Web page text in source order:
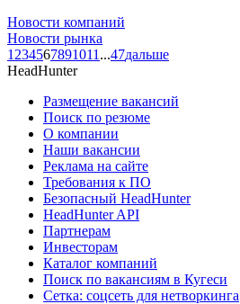
Новости компаний
Новости рынка
1 234567891011 ...47дальше
HeadHunter
Размещение вакансий
Поиск по резюме
О компании
Наши вакансии
Реклама на сайте
Требования к ПО
Безопасный HeadHunter
HeadHunter API
Партнерам
Инвесторам
Каталог компаний
Поиск по вакансиям в Кугеси
Сетка: соцсеть для нетворкинга